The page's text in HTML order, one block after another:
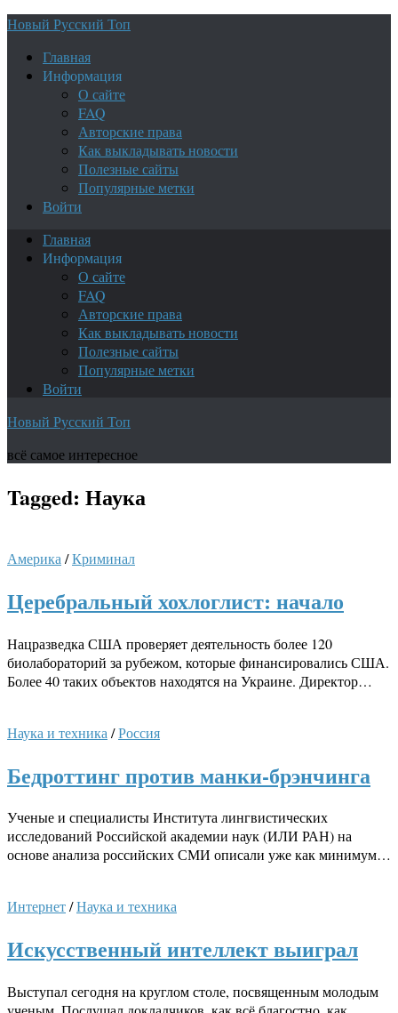
Новый Русский Топ
Главная
Информация
О сайте
FAQ
Авторские права
Как выкладывать новости
Полезные сайты
Популярные метки
Войти
Главная
Информация
О сайте
FAQ
Авторские права
Как выкладывать новости
Полезные сайты
Популярные метки
Войти
Новый Русский Топ
всё самое интересное
Tagged: Наука
Америка /Криминал
Церебральный хохлоглист: начало
Нацразведка США проверяет деятельность более 120
биолабораторий за рубежом, которые финансировались США.
Более 40 таких объектов находятся на Украине. Директор…
Наука и техника /Россия
Бедроттинг против манки-брэнчинга
Ученые и специалисты Института лингвистических
исследований Российской академии наук (ИЛИ РАН) на
основе анализа российских СМИ описали уже как минимум…
Интернет/Наука и техника
Искусственный интеллект выиграл
Выступал сегодня на круглом столе, посвященным молодым